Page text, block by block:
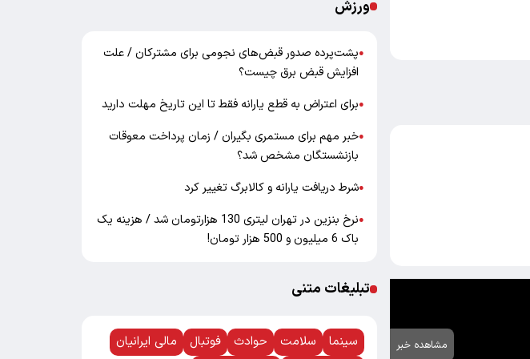
مشاهده خبر
ورزش
●پشت‌پرده صدور قبض‌های نجومی برای مشترکان / علت
افزایش قبض برق چیست؟
●برای اعتراض به قطع یارانه فقط تا این تاریخ مهلت دارید
●خبر مهم برای مستمری بگیران / زمان پرداخت معوقات
بازنشستگان مشخص شد؟
●شرط دریافت یارانه و کالابرگ تغییر کرد
●
نرخ بنزین در تهران لیتری 130 هزارتومان شد / هزینه یک
باک 6 میلیون و 500 هزار تومان!
تبلیغات متنی
سینما سلامت حوادث فوتبال مالی ایرانیان